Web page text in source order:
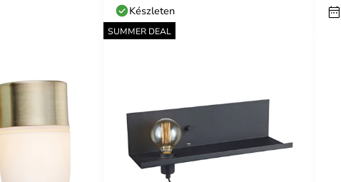
Készleten
SUMMER DEAL